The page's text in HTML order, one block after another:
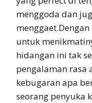
menggoda dan
untuk
hidangan ini tak
pengalaman rasa
kebugaran apa
seorang penyuka